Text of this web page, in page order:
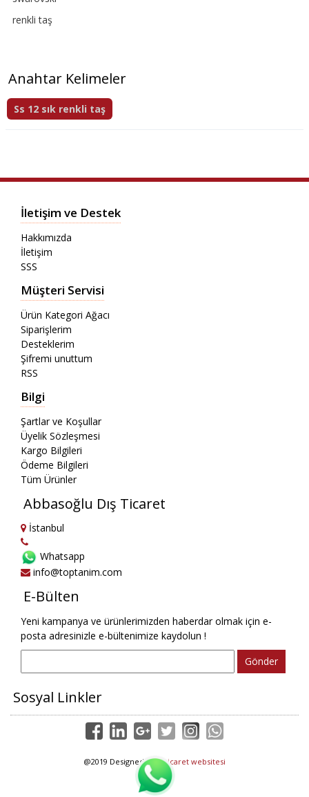
renkli taş
Anahtar Kelimeler
Ss 12 sık renkli taş
İletişim ve Destek
Hakkımızda
İletişim
SSS
Müşteri Servisi
Ürün Kategori Ağacı
Siparişlerim
Desteklerim
Şifremi unuttum
RSS
Bilgi
Şartlar ve Koşullar
Üyelik Sözleşmesi
Kargo Bilgileri
Ödeme Bilgileri
Tüm Ürünler
Abbasoğlu Dış Ticaret
İstanbul
Whatsapp
info@toptanim.com
E-Bülten
Yeni kampanya ve ürünlerimizden haberdar olmak için e-
posta adresinizle e-bültenimize kaydolun !
Gönder
Sosyal Linkler
@2019 Designed bye-ticaret websitesi